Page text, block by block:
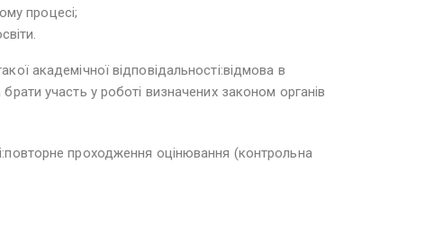
процесі;
академічної відповідальності:відмова в
участь у роботі визначених законом органів
проходження оцінювання (контрольна